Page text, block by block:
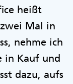
heißt
Mal in
nehme ich
in Kauf und
dazu, aufs